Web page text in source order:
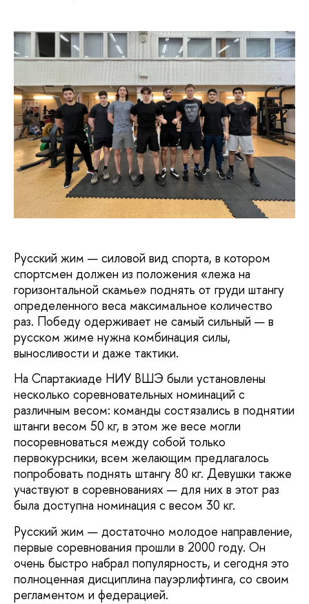
Русский жим — силовой вид спорта, в котором
спортсмен должен из положения «лежа на
горизонтальной скамье» поднять от груди штангу
определенного веса максимальное количество
раз. Победу одерживает не самый сильный — в
русском жиме нужна комбинация силы,
выносливости и даже тактики.
На Спартакиаде НИУ ВШЭ были установлены
несколько соревновательных номинаций с
различным весом: команды состязались в поднятии
штанги весом 50 кг, в этом же весе могли
посоревноваться между собой только
первокурсники, всем желающим предлагалось
попробовать поднять штангу 80 кг. Девушки также
участвуют в соревнованиях — для них в этот раз
была доступна номинация с весом 30 кг.
Русский жим — достаточно молодое направление,
первые соревнования прошли в 2000 году. Он
очень быстро набрал популярность, и сегодня это
полноценная дисциплина пауэрлифтинга, со своим
регламентом и федерацией.